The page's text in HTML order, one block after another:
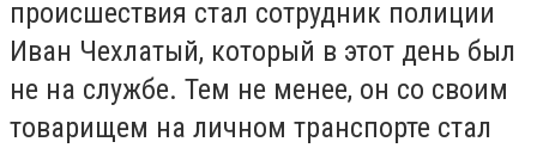
происшествия стал сотрудник полиции
Иван Чехлатый, который в этот день был
не на службе. Тем не менее, он со своим
товарищем на личном транспорте стал